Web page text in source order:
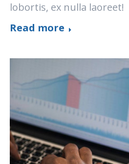
lobortis, ex nulla laoreet!
Read more